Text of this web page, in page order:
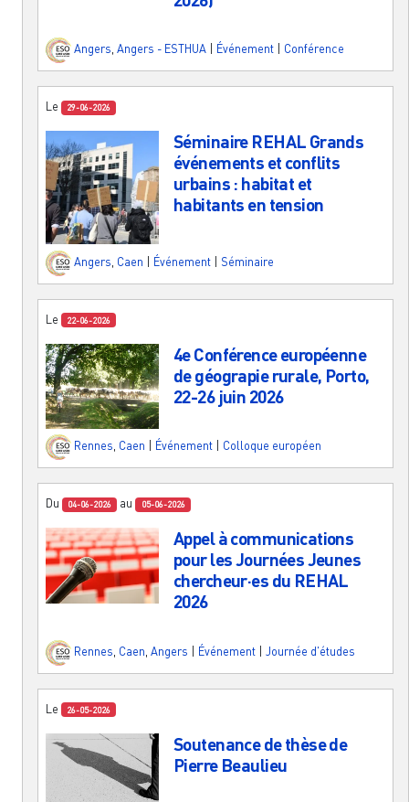
Angers, Angers - ESTHUA Événement Conférence
Le 29-06-2026
Séminaire REHAL Grands
événements et conflits
urbains : habitat et
habitants en tension
Angers Caen Événement Séminaire
Le 22-06-2026
4e Conférence européenne
de géograpie rurale, Porto,
22-26 juin 2026
Rennes, Caen Événement Colloque européen
Du 04-06-2026 au 05-06-2026
Appel à communications
pour les Journées Jeunes
chercheur·es du REHAL
2026
Rennes Caen Angers Événement Journée d'études
Le 26-05-2026
Soutenance de thèse de
Pierre Beaulieu